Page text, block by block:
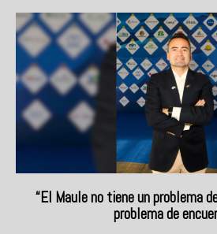
“El Maule no tiene un problema
problema de